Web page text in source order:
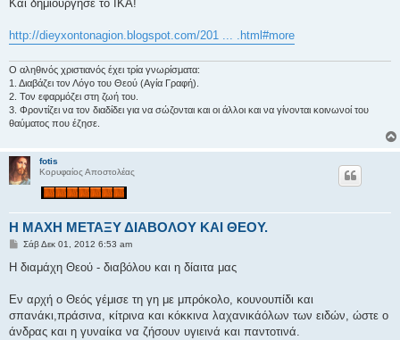
Και δημιούργησε το ΙΚΑ!
http://dieyxontonagion.blogspot.com/201 ... .html#more
Ο αληθινός χριστιανός έχει τρία γνωρίσματα:
1. Διαβάζει τον Λόγο του Θεού (Αγία Γραφή).
2. Τον εφαρμόζει στη ζωή του.
3. Φροντίζει να τον διαδίδει για να σώζονται και οι άλλοι και να γίνονται κοινωνοί του
θαύματος που έζησε.
fotis
Κορυφαίος Αποστολέας
Η ΜΑΧΗ ΜΕΤΑΞΥ ΔΙΑΒΟΛΟΥ ΚΑΙ ΘΕΟΥ.
Δ
μ
ί
υ
σ
Σάβ Δεκ 01, 2012 6:53 am
Η διαμάχη Θεού - διαβόλου και η δίαιτα μας
Εν αρχή ο Θεός γέμισε τη γη με μπρόκολο, κουνουπίδι και
σπανάκι,πράσινα, κίτρινα και κόκκινα λαχανικάόλων των ειδών, ώστε ο
άνδρας και η γυναίκα να ζήσουν υγιεινά και παντοτινά.